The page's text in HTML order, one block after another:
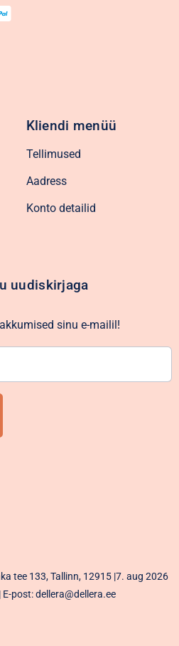
Kliendi menüü
Tellimused
Aadress
Konto detailid
uudiskirjaga
sinu e-mailil!
tee 133, Tallinn, 12915 |7. aug 2026
| E-post: dellera@dellera.ee